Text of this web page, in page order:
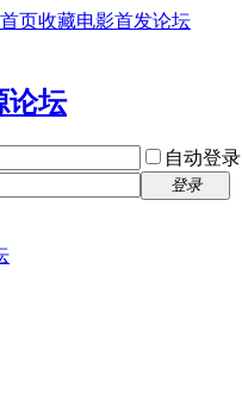
页收藏电影首发论坛
自动登录
登录